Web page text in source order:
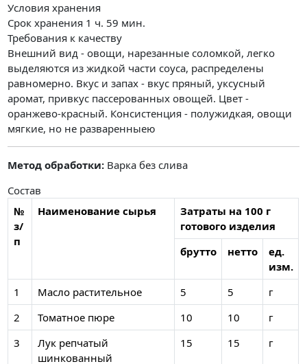
Условия хранения
Срок хранения 1 ч. 59 мин.
Требования к качеству
Внешний вид - овощи, нарезанные соломкой, легко
выделяются из жидкой части соуса, распределены
равномерно. Вкус и запах - вкус пряный, уксусный
аромат, привкус пассерованных овощей. Цвет -
оранжево-красный. Консистенция - полужидкая, овощи
мягкие, но не разваренныею
Метод обработки: Варка без слива
Состав
№
з/
п
Наименование сырья
Затраты на 100 г
готового изделия
брутто
нетто
ед.
изм.
1
Масло растительное 5 5
г
2
Томатное пюре 10 10
г
3
Лук репчатый
шинкованный
15 15 г